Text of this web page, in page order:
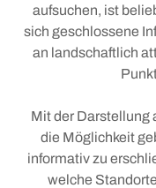
Wintererlebnisse
Tölzer Löwen
Kur
Moor
Bewegung
Aktivwochen
Ernährung
aufsuchen, ist
sich geschlossene
an landschaftlich
Mit der Darstellung
die Möglichkeit
informativ zu
welche